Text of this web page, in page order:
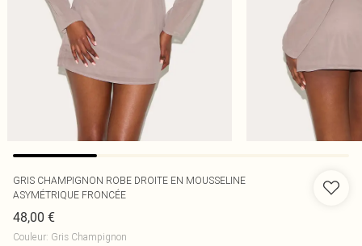
GRIS CHAMPIGNON ROBE DROITE EN MOUSSELINE
ASYMÉTRIQUE FRONCÉE
48,00 €
Couleur: Gris Champignon